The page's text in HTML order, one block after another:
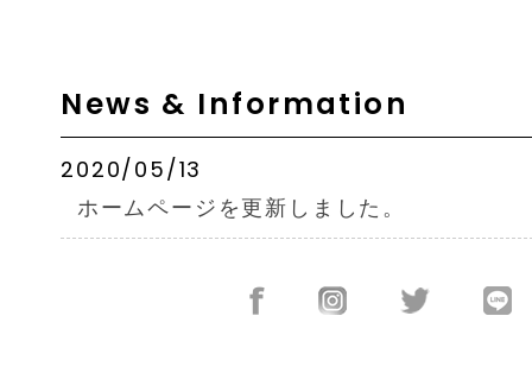
News & Information
2020/05/13
ホームページを更新しました。